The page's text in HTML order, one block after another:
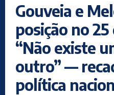
Gouveia e
posição no
“Não existe
outro” —
política